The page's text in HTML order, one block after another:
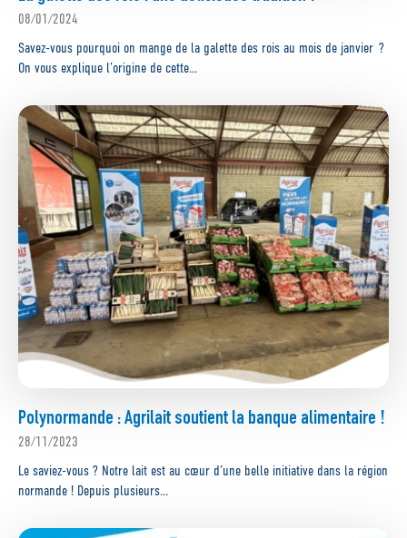
08/01/2024
Savez-vous pourquoi on mange de la galette des rois au mois de janvier ?
On vous explique l’origine de cette...
Polynormande : Agrilait soutient la banque alimentaire !
28/11/2023
Le saviez-vous ? Notre lait est au cœur d’une belle initiative dans la région
normande ! Depuis plusieurs...